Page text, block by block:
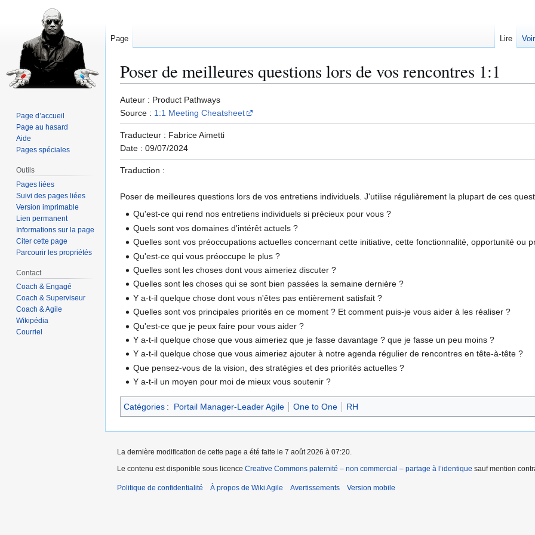
Poser de meilleures questions lors de vos rencontres 1:1
Aller
à
la
navigation
Aller
à
la
recherche
Auteur : Product Pathways
Source : 1:1 Meeting Cheatsheet
Traducteur : Fabrice Aimetti
Date : 09/07/2024
Traduction :
Poser de meilleures questions lors de vos entretiens individuels. J'utilise régulièrement la plupart de ces
Qu'est-ce qui rend nos entretiens individuels si précieux pour vous ?
Quels sont vos domaines d'intérêt actuels ?
Quelles sont vos préoccupations actuelles concernant cette initiative, cette fonctionnalité, opportunité ou
Qu'est-ce qui vous préoccupe le plus ?
Quelles sont les choses dont vous aimeriez discuter ?
Quelles sont les choses qui se sont bien passées la semaine dernière ?
Y a-t-il quelque chose dont vous n'êtes pas entièrement satisfait ?
Quelles sont vos principales priorités en ce moment ? Et comment puis-je vous aider à les réaliser ?
Qu'est-ce que je peux faire pour vous aider ?
Y a-t-il quelque chose que vous aimeriez que je fasse davantage ? que je fasse un peu moins ?
Y a-t-il quelque chose que vous aimeriez ajouter à notre agenda régulier de rencontres en tête-à-tête ?
Que pensez-vous de la vision, des stratégies et des priorités actuelles ?
Y a-t-il un moyen pour moi de mieux vous soutenir ?
Catégories : Portail Manager-Leader Agile One to One RH
Page Lire
Page d’accueil
Page au hasard
Aide
Pages spéciales
Outils
Pages liées
Suivi des pages liées
Version imprimable
Lien permanent
Informations sur la page
Citer cette page
Parcourir les propriétés
Contact
Coach & Engagé
Coach & Superviseur
Coach & Agile
Wikipédia
Courriel
La dernière modification de cette page a été faite le 7 août 2026 à 07:20.
Le contenu est disponible sous licence Creative Commons paternité – non commercial – partage à l’identique sauf mention
Politique de confidentialité À propos de Wiki Agile Avertissements Version mobile